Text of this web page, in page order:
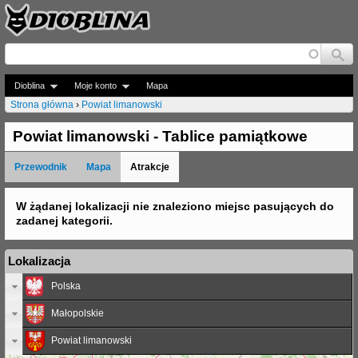
Jump to navigation
Dioblina Moje konto Mapa
J
e
s
e
ś
t
a
Strona główna › Powiat limanowski
Powiat limanowski - Tablice pamiątkowe
Przewodnik Mapa Atrakcje
W żądanej lokalizacji nie znaleziono miejsc pasujących do
zadanej kategorii.
Lokalizacja
Polska
Małopolskie
Powiat limanowski